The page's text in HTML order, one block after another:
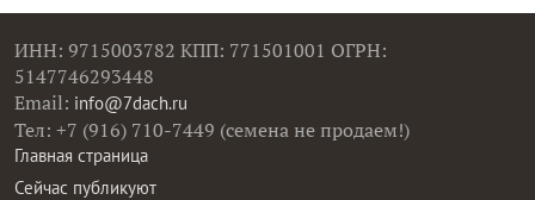
ИНН: 9715003782 КПП: 771501001 ОГРН:
5147746293448
Email: info@7dach.ru
Тел: +7 (916) 710-7449 (семена не продаем!)
Главная страница
Сейчас публикуют